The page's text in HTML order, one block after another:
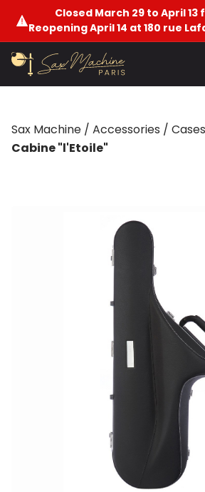
Closed March 29 to April
Reopening April 14 at 180 rue
Sax Machine / Accessories / Cases
Cabine "l'Etoile"